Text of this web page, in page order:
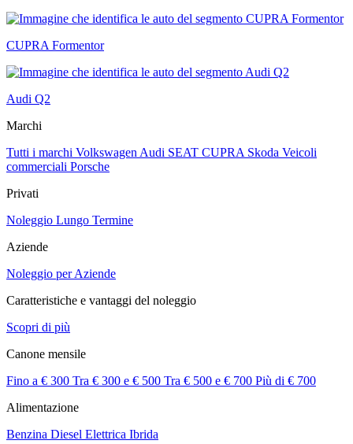
CUPRA Formentor
Audi Q2
Marchi
Tutti i marchi Volkswagen Audi SEAT CUPRA Skoda Veicoli
commerciali Porsche
Privati
Noleggio Lungo Termine
Aziende
Noleggio per Aziende
Caratteristiche e vantaggi del noleggio
Scopri di più
Canone mensile
Fino a € 300 Tra € 300 e € 500 Tra € 500 e € 700 Più di € 700
Alimentazione
Benzina Diesel Elettrica Ibrida